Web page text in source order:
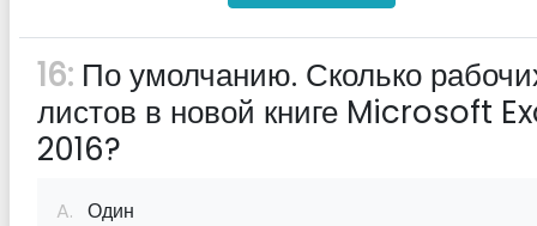
16: По умолчанию. Сколько
листов в новой книге Microsoft
2016?
A. Один